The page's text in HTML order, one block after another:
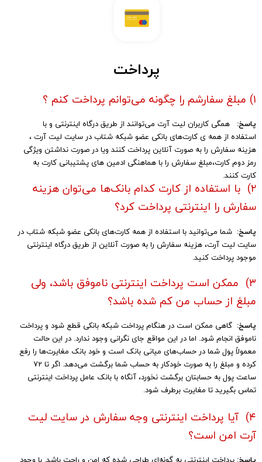
​پرداخت
۱) مبلغ سفارشم را چگونه می‏‌توانم پرداخت کنم ؟
پاسخ: همگی کاربران لیت آرت می‌توانند از طریق درگاه اینترنتی و با
استفاده از همه ی کارت‏‌های بانکی عضو شبکه شتاب در سایت لیت آرت ،
هزینه سفارش را به صورت آنلاین پرداخت کنند ویا در صورت نداشتن ویژگی
رمز دوم کارت،مبلغ سفارش را با هماهنگی ادمین های پشتیبانی کارت به
کارت کنند.
۲) با استفاده از کارت کدام بانک‌ها می‌توان هزینه
سفارش را اینترنتی پرداخت کرد؟
پاسخ: شما می‌توانید با استفاده از همه کارت‏‌های بانکی عضو شبکه شتاب در
سایت لیت آرت، هزینه سفارش را به صورت آنلاین از طریق درگاه اینترنتی
موجود پرداخت کنید.​​​​​​​
۳) ممکن است پرداخت اینترنتی ناموفق باشد، ولی
مبلغ از حساب من کم شده باشد؟
پاسخ: گاهی ممکن است در هنگام پرداخت شبکه بانکی قطع شود و پرداخت
ناموفق انجام شود. اما در این مواقع جای نگرانی وجود ندارد. در این حالت
معمولاً پول شما در حساب‏‌های میانی بانک است و خود بانک مغایرت‏‌ها را رفع
کرده و مبلغ را به صورت خودکار به حساب شما برگشت می‌‏دهد. اگر تا 72
ساعت پول به حسابتان برگشت نخورد، آنگاه با بانک عامل پرداخت اینترنتی
تماس بگیرید تا مغایرت برطرف شود.​​​​​​​
۴) آیا پرداخت اینترنتی وجه سفارش در سایت لیت
آرت امن است؟​​​​​​​